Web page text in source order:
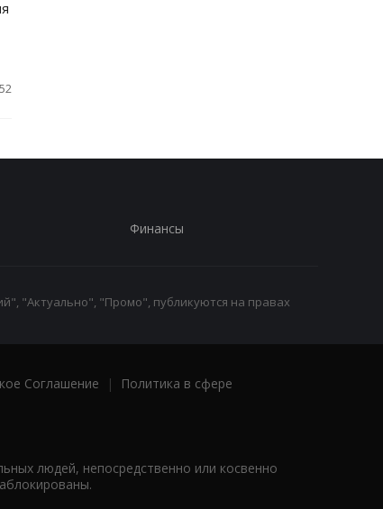
Финансы
"Актуально", "Промо", публикуются на правах
Соглашение |
Политика в сфере
людей, непосредственно или косвенно